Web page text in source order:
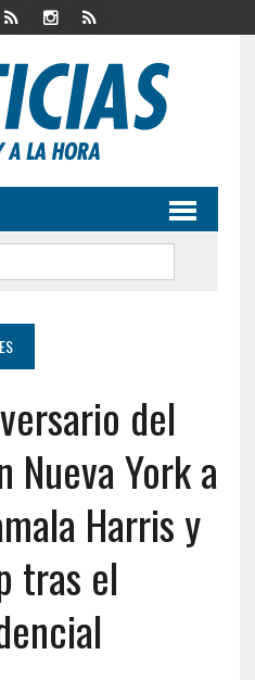
del
Nueva York a
Harris y
tras el